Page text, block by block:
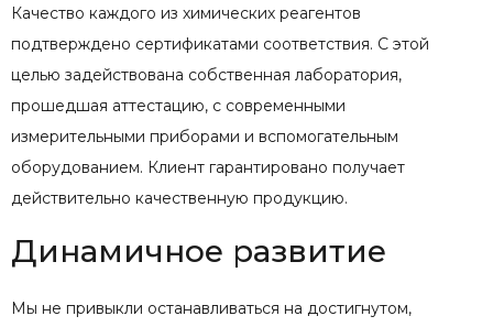
Качество каждого из химических реагентов
подтверждено сертификатами соответствия. С этой
целью задействована собственная лаборатория,
прошедшая аттестацию, с современными
измерительными приборами и вспомогательным
оборудованием. Клиент гарантировано получает
действительно качественную продукцию.
Динамичное развитие
Мы не привыкли останавливаться на достигнутом,